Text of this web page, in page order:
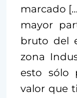
marcado
mayor
bruto del
zona
esto sólo
valor que